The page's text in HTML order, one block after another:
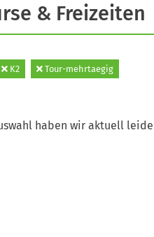
& Freizeiten
K2 Tour-mehrtaegig
haben wir aktuell